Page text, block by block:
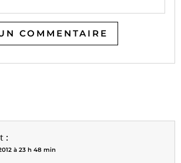
:
à 23 h 48 min